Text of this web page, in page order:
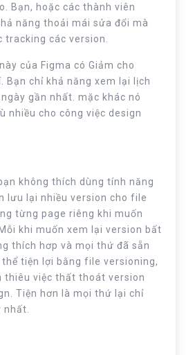
Bạn, hoặc các thành viên
năng thoải mái sửa đổi mà
tracking các version.
của Figma có Giảm cho
Bạn chỉ khả năng xem lại lịch
gần nhất. mặc khác nó
nhiều cho công việc design
không thích dùng tính năng
lưu lại nhiều version cho file
từng page riêng khi muốn
khi muốn xem lại version bất
thích hơp và mọi thứ đã sẵn
tiện lợi bằng file versioning,
thiêu việc thất thoát version
Tiện hơn là mọi thứ lại chỉ